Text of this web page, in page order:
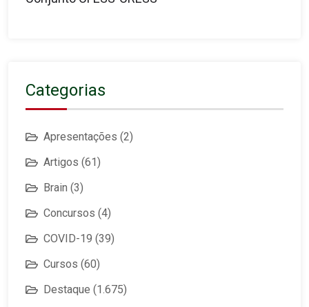
Categorias
Apresentações (2)
Artigos (61)
Brain (3)
Concursos (4)
COVID-19 (39)
Cursos (60)
Destaque (1.675)